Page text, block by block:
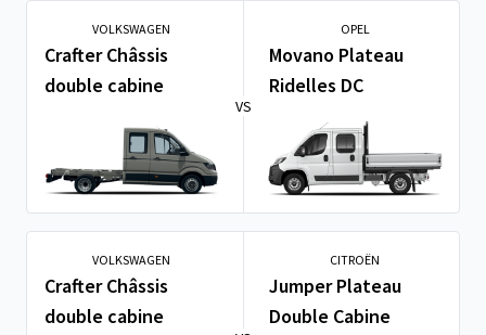
VOLKSWAGEN
Crafter Châssis
double cabine
VS
OPEL
Movano Plateau
Ridelles DC
VOLKSWAGEN
Crafter Châssis
double cabine
CITROËN
Jumper Plateau
Double Cabine